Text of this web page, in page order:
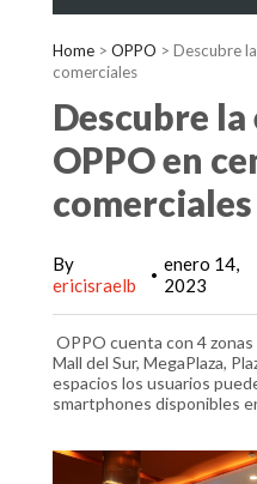
Home > OPPO > Descubre
comerciales
Descubre
OPPO en
comerciales
By
ericisraelb
• enero 14,
2023
OPPO cuenta con 4
Mall del Sur, MegaPlaza,
espacios los usuarios
smartphones disponibles